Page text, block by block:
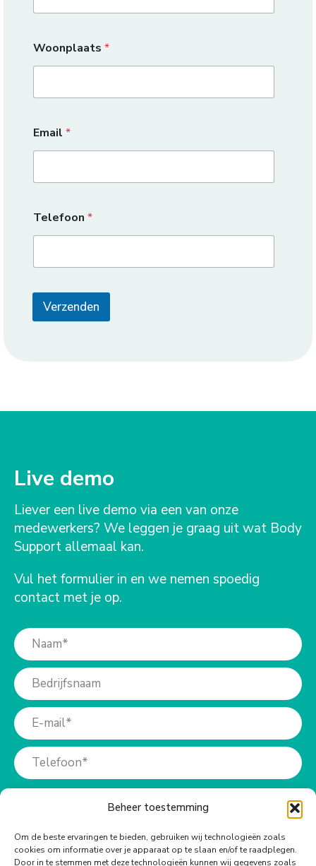
Beheer toestemming
Om de beste ervaringen te bieden, gebruiken wij technologieën zoals
cookies om informatie over je apparaat op te slaan en/of te raadplegen.
Door in te stemmen met deze technologieën kunnen wij gegevens zoals
Woonplaats *
Email *
Telefoon *
Verzenden
Live demo
Liever een live demo via een van onze
medewerkers? We leggen je graag uit wat Body
Support allemaal kan.
Vul het formulier in en we nemen spoedig
contact met je op.